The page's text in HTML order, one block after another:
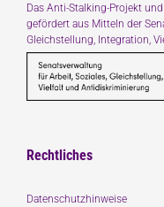
Das Anti-Stalking-Projekt
gefördert aus Mitteln der
Gleichstellung, Integration,
Rechtliches
Datenschutzhinweise